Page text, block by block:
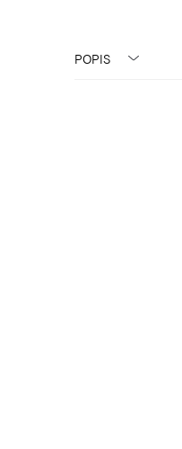
POPIS